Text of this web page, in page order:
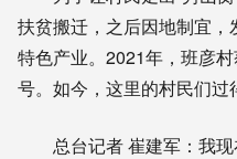
扶贫搬迁，之后因地制宜
特色产业。2021年，班彦
号。如今，这里的村民们过
总台记者 崔建军：我现